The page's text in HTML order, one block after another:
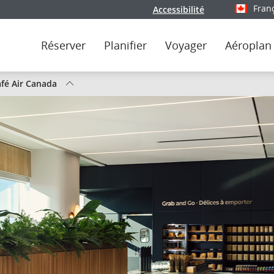
Accessibilité
Réserver Planifier Voyager Aéroplan
Air Canada